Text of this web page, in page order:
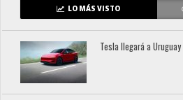
LO MÁS VISTO
Tesla llegará a Uruguay